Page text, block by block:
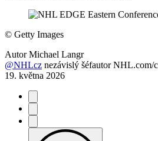
© Getty Images
Autor Michael Langr
@NHLcz nezávislý šéfautor NHL.com/
19. května 2026